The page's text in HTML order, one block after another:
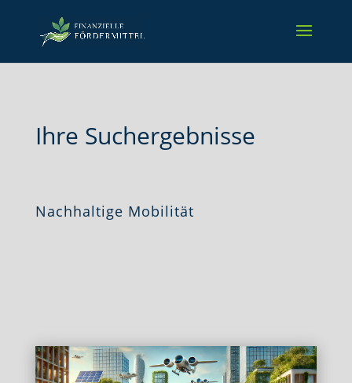
Ihre Suchergebnisse
Nachhaltige Mobilität